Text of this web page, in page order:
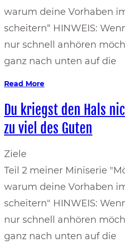
warum deine Vorhaben
scheitern“ HINWEIS:
nur schnell anhören
ganz nach unten auf die
Read More
Du kriegst den Hals
zu viel des Guten
Ziele
Teil 2 meiner Miniserie
warum deine Vorhaben
scheitern" HINWEIS:
nur schnell anhören
ganz nach unten auf die